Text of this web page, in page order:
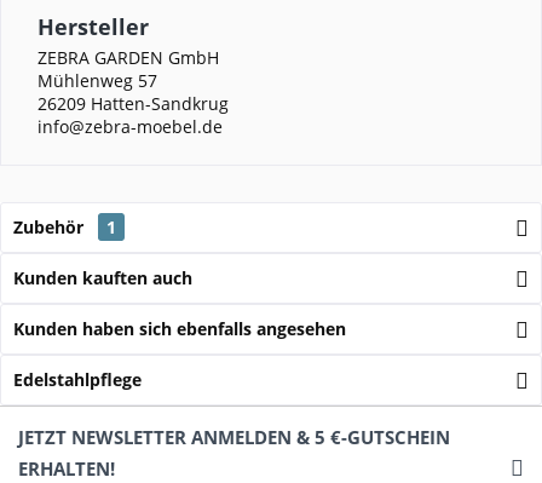
Hersteller
ZEBRA GARDEN GmbH
Mühlenweg 57
26209 Hatten-Sandkrug
info@zebra-moebel.de
Zubehör 1
Kunden kauften auch
Kunden haben sich ebenfalls angesehen
Edelstahlpflege
JETZT NEWSLETTER ANMELDEN & 5 €-GUTSCHEIN
ERHALTEN!